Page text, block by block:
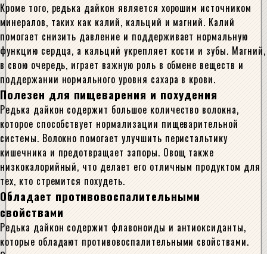
Кроме того, редька дайкон является хорошим источником
минералов, таких как калий, кальций и магний. Калий
помогает снизить давление и поддерживает нормальную
функцию сердца, а кальций укрепляет кости и зубы. Магний,
в свою очередь, играет важную роль в обмене веществ и
поддержании нормального уровня сахара в крови.
Полезен для пищеварения и похудения
Редька дайкон содержит большое количество волокна,
которое способствует нормализации пищеварительной
системы. Волокно помогает улучшить перистальтику
кишечника и предотвращает запоры. Овощ также
низкокалорийный, что делает его отличным продуктом для
тех, кто стремится похудеть.
Обладает противовоспалительными
свойствами
Редька дайкон содержит флавоноиды и антиоксиданты,
которые обладают противовоспалительными свойствами.